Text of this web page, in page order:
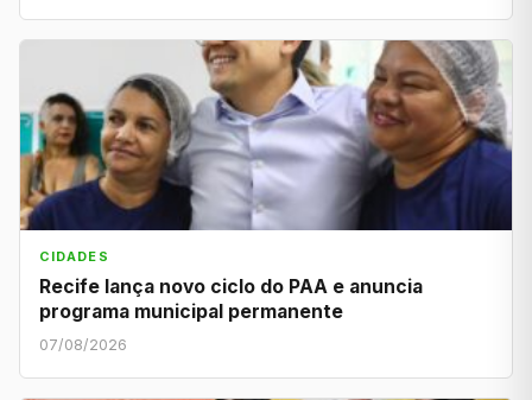
CIDADES
Recife lança novo ciclo do PAA e anuncia
programa municipal permanente
07/08/2026